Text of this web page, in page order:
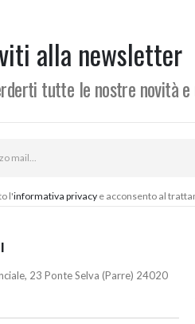
alla newsletter
tutte le nostre novità
l'informativa privacy e acconsento al
23 Ponte Selva (Parre) 24020